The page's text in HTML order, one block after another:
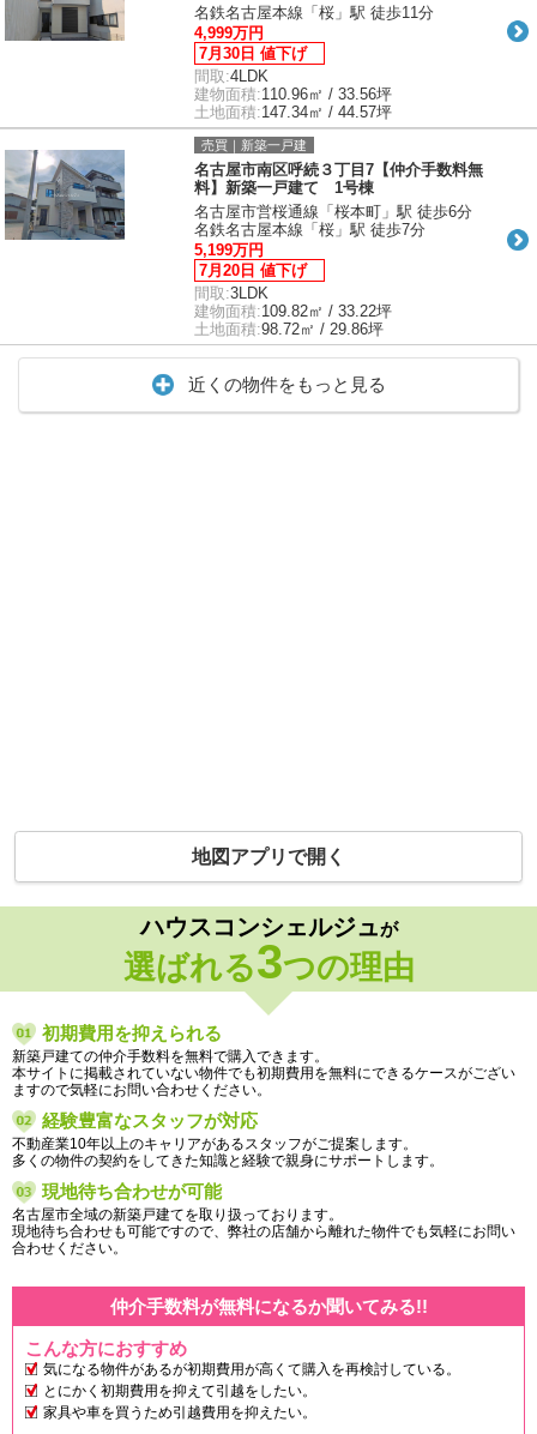
名鉄名古屋本線「桜」駅 徒歩11分
4,999万円
7月30日 値下げ
間取:4LDK
建物面積:110.96㎡ / 33.56坪
土地面積:147.34㎡ / 44.57坪
売買｜新築一戸建
名古屋市南区呼続３丁目7【仲介手数料無
料】新築一戸建て 1号棟
名古屋市営桜通線「桜本町」駅 徒歩6分
名鉄名古屋本線「桜」駅 徒歩7分
5,199万円
7月20日 値下げ
間取:3LDK
建物面積:109.82㎡ / 33.22坪
土地面積:98.72㎡ / 29.86坪
近くの物件をもっと見る
地図アプリで開く
ハウスコンシェルジュが
選ばれる3つの理由
初期費用を抑えられる
新築戸建ての仲介手数料を無料で購入できます。
本サイトに掲載されていない物件でも初期費用を無料にできるケースがござい
ますので気軽にお問い合わせください。
経験豊富なスタッフが対応
不動産業10年以上のキャリアがあるスタッフがご提案します。
多くの物件の契約をしてきた知識と経験で親身にサポートします。
現地待ち合わせが可能
名古屋市全域の新築戸建てを取り扱っております。
現地待ち合わせも可能ですので、弊社の店舗から離れた物件でも気軽にお問い
合わせください。
仲介手数料が無料になるか聞いてみる!!
こんな方におすすめ
気になる物件があるが初期費用が高くて購入を再検討している。
とにかく初期費用を抑えて引越をしたい。
家具や車を買うため引越費用を抑えたい。